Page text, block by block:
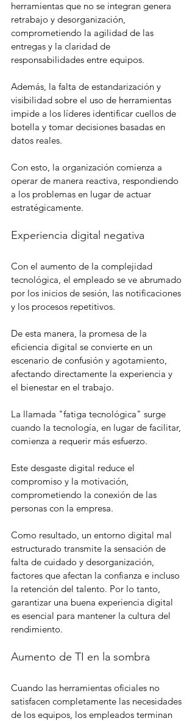
herramientas que no se integran genera
retrabajo y desorganización,
comprometiendo la agilidad de las
entregas y la claridad de
responsabilidades entre equipos.
Además, la falta de estandarización y
visibilidad sobre el uso de herramientas
impide a los líderes identificar cuellos de
botella y tomar decisiones basadas en
datos reales.
Con esto, la organización comienza a
operar de manera reactiva, respondiendo
a los problemas en lugar de actuar
estratégicamente.
Experiencia digital negativa
Con el aumento de la complejidad
tecnológica, el empleado se ve abrumado
por los inicios de sesión, las notificaciones
y los procesos repetitivos.
De esta manera, la promesa de la
eficiencia digital se convierte en un
escenario de confusión y agotamiento,
afectando directamente la experiencia y
el bienestar en el trabajo.
La llamada "fatiga tecnológica" surge
cuando la tecnología, en lugar de facilitar,
comienza a requerir más esfuerzo.
Este desgaste digital reduce el
compromiso y la motivación,
comprometiendo la conexión de las
personas con la empresa.
Como resultado, un entorno digital mal
estructurado transmite la sensación de
falta de cuidado y desorganización,
factores que afectan la confianza e incluso
la retención del talento. Por lo tanto,
garantizar una buena experiencia digital
es esencial para mantener la cultura del
rendimiento.
Aumento de TI en la sombra
Cuando las herramientas oficiales no
satisfacen completamente las necesidades
de los equipos, los empleados terminan